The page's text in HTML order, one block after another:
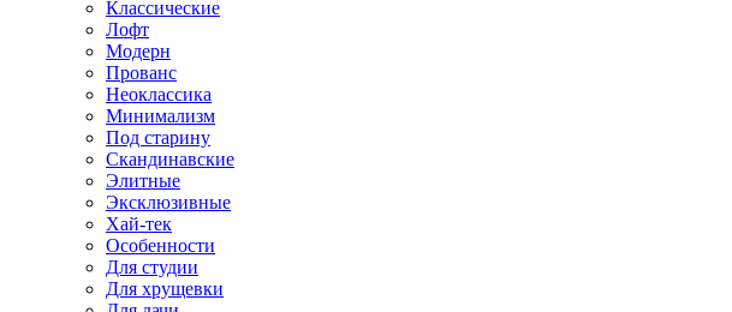
Классические
Лофт
Модерн
Прованс
Неоклассика
Минимализм
Под старину
Скандинавские
Элитные
Эксклюзивные
Хай-тек
Особенности
Для студии
Для хрущевки